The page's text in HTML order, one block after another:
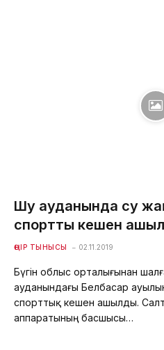
Шу ауданында су
спорттық кешен
ӨҢІР ТЫНЫСЫ 02.11.2019
Бүгін облыс орталығынан
ауданындағы Белбасар
спорттық кешен ашылды.
аппаратының басшысы…